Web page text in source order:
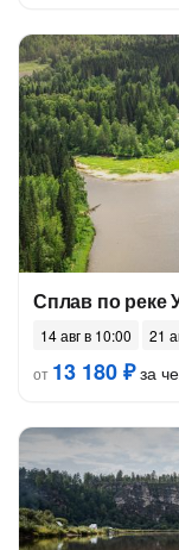
Сплав по реке
14 авг в 10:00
21
от 13 180 ₽за